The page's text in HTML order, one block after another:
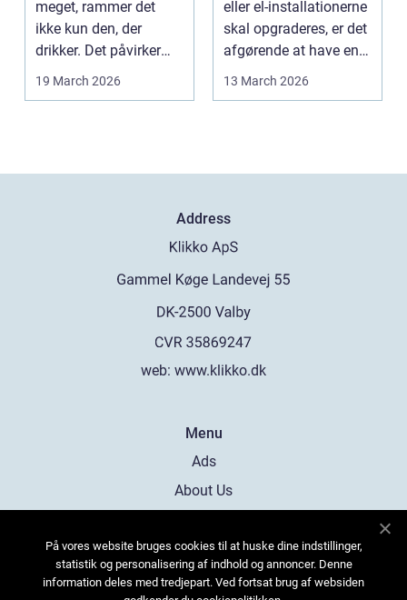
meget, rammer det
ikke kun den, der
drikker. Det påvirker
også familie, arbej...
19 March 2026
eller el-installationerne
skal opgraderes, er det
afgørende at have en
pålidel...
13 March 2026
Address
web: www.klikko.dk
Menu
Ads
About Us
Contact
Sitemap
På vores website bruges cookies til at huske dine indstillinger,
statistik og personalisering af indhold og annoncer. Denne
information deles med tredjepart. Ved fortsat brug af websiden